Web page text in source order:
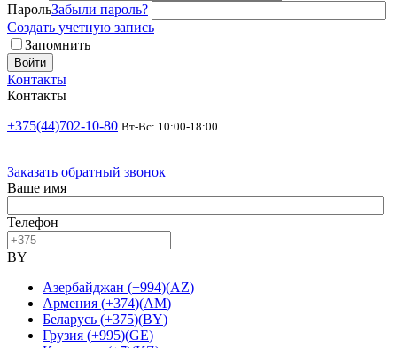
ПарольЗабыли пароль?
Создать учетную запись
Запомнить
Войти
Контакты
Контакты
+375(44)702-10-80 Вт-Вс: 10:00-18:00
Заказать обратный звонок
Ваше имя
Телефон
BY
Азербайджан (+994)(AZ)
Армения (+374)(AM)
Беларусь (+375)(BY)
Грузия (+995)(GE)